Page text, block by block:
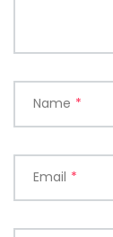
Name *
Email *